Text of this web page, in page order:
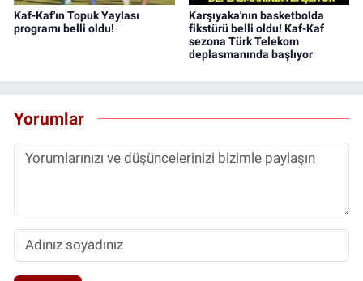
Kaf-Kaf'ın Topuk Yaylası
programı belli oldu!
Karşıyaka'nın basketbolda
fikstürü belli oldu! Kaf-Kaf
sezona Türk Telekom
deplasmanında başlıyor
Yorumlar